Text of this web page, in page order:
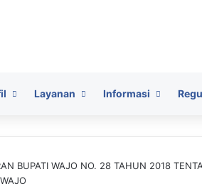
Layanan Informasi
BUPATI WAJO NO. 28 TAHUN 2018